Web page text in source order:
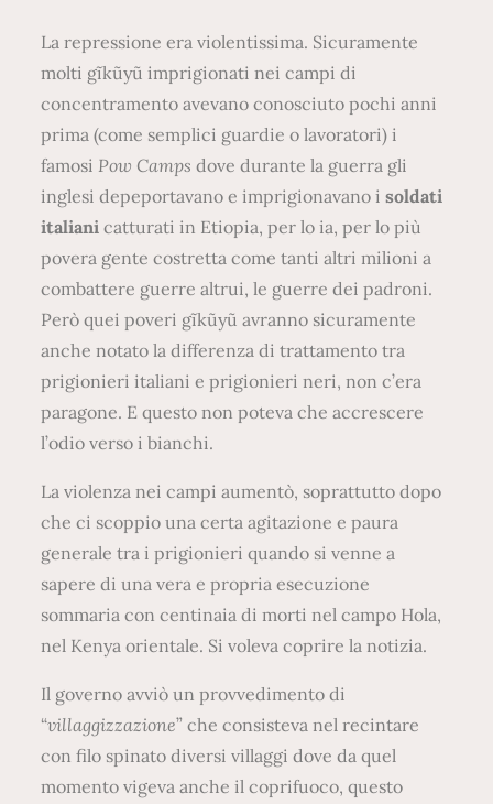
La repressione era violentissima. Sicuramente
molti gĩkũyũ imprigionati nei campi di
concentramento avevano conosciuto pochi anni
prima (come semplici guardie o lavoratori) i
famosi Pow Camps dove durante la guerra gli
inglesi depeportavano e imprigionavano isoldati
italiani catturati in Etiopia, per lo ia, per lo più
povera gente costretta come tanti altri milioni a
combattere guerre altrui, le guerre dei padroni.
Però quei poveri gĩkũyũ avranno sicuramente
anche notato la differenza di trattamento tra
prigionieri italiani e prigionieri neri, non c’era
paragone. E questo non poteva che accrescere
l’odio verso i bianchi.
La violenza nei campi aumentò, soprattutto dopo
che ci scoppio una certa agitazione e paura
generale tra i prigionieri quando si venne a
sapere di una vera e propria esecuzione
sommaria con centinaia di morti nel campo Hola,
nel Kenya orientale. Si voleva coprire la notizia.
Il governo avviò un provvedimento di
“villaggizzazione” che consisteva nel recintare
con filo spinato diversi villaggi dove da quel
momento vigeva anche il coprifuoco, questo